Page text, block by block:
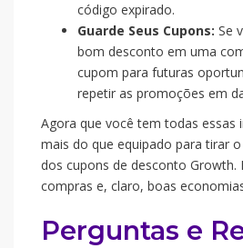
código expirado.
Guarde Seus Cupons: Se
bom desconto em uma
cupom para futuras
repetir as promoções em
Agora que você tem todas essas
mais do que equipado para tirar
dos cupons de desconto Growth.
compras e, claro, boas
Perguntas e